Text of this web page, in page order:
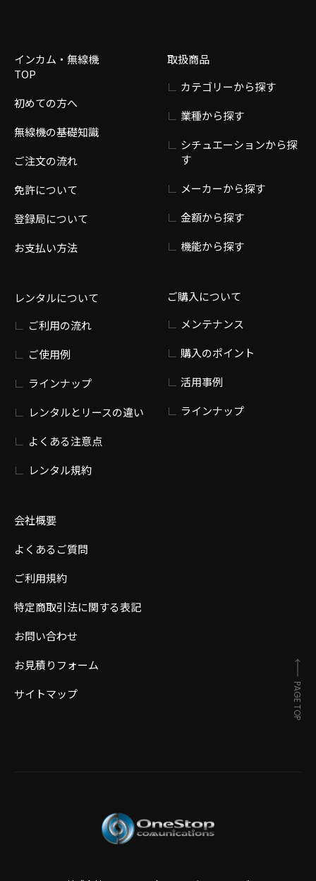
インカム・無線機
TOP
初めての方へ
無線機の基礎知識
ご注文の流れ
免許について
登録局について
お支払い方法
レンタルについて
ご利用の流れ
ご使用例
ラインナップ
レンタルとリースの違い
よくある注意点
レンタル規約
会社概要
よくあるご質問
ご利用規約
特定商取引法に関する表記
お問い合わせ
お見積りフォーム
サイトマップ
取扱商品
カテゴリーから探す
業種から探す
シチュエーションから探
す
メーカーから探す
金額から探す
機能から探す
ご購入について
メンテナンス
購入のポイント
活用事例
ラインナップ
PAGE TOP